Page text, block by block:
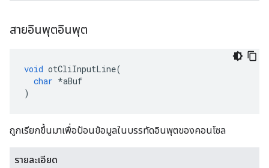
สายอินพุตอินพุต
void otCliInputLine(
char *aBuf
)
ถูกเรียกขึ้นมาเพื่อป้อนข้อมูลในบรรทัดอินพุตของคอนโซล
รายละเอียด